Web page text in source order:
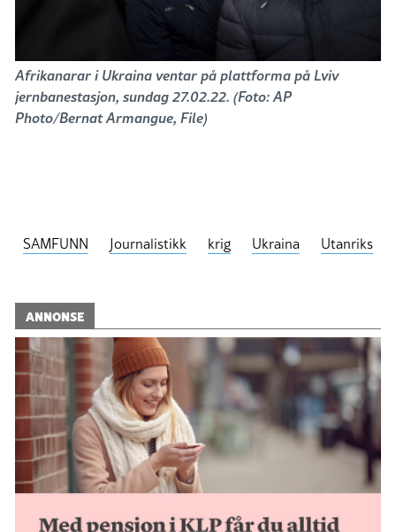
Afrikanarar i Ukraina ventar på plattforma på Lviv
jernbanestasjon, sundag 27.02.22. (Foto: AP
Photo/Bernat Armangue, File)
SAMFUNN Journalistikk krig Ukraina Utanriks
ANNONSE